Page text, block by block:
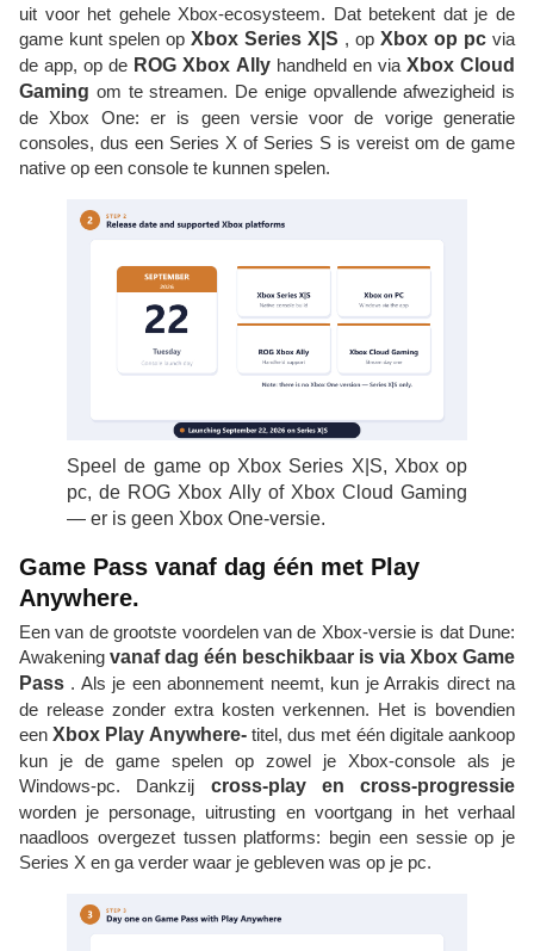
uit voor het gehele Xbox-ecosysteem. Dat betekent dat je de
game kunt spelen op Xbox Series X|S , op Xbox op pc via
de app, op de ROG Xbox Allyhandheld en via Xbox Cloud
Gaming om te streamen. De enige opvallende afwezigheid is
de Xbox One: er is geen versie voor de vorige generatie
consoles, dus een Series X of Series S is vereist om de game
native op een console te kunnen spelen.
Speel de game op Xbox Series X|S, Xbox op
pc, de ROG Xbox Ally of Xbox Cloud Gaming
— er is geen Xbox One-versie.
Game Pass vanaf dag één met Play
Anywhere.
Een van de grootste voordelen van de Xbox-versie is dat Dune:
Awakening vanaf dag één beschikbaar is via Xbox Game
Pass . Als je een abonnement neemt, kun je Arrakis direct na
de release zonder extra kosten verkennen. Het is bovendien
eenXbox Play Anywhere-titel, dus met één digitale aankoop
kun je de game spelen op zowel je Xbox-console als je
Windows-pc. Dankzij cross-play en cross-progressie
worden je personage, uitrusting en voortgang in het verhaal
naadloos overgezet tussen platforms: begin een sessie op je
Series X en ga verder waar je gebleven was op je pc.